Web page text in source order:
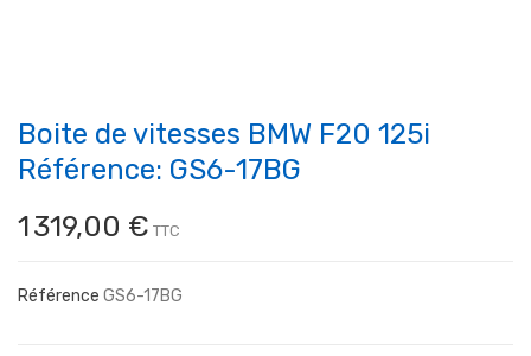
Boite de vitesses BMW F20 125i
Référence: GS6-17BG
1 319,00 € TTC
Référence GS6-17BG